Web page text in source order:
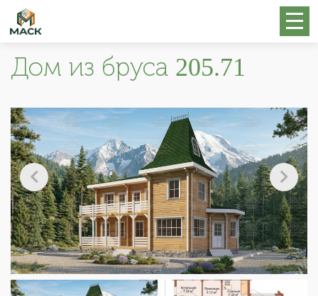
Дом из бруса 205.71